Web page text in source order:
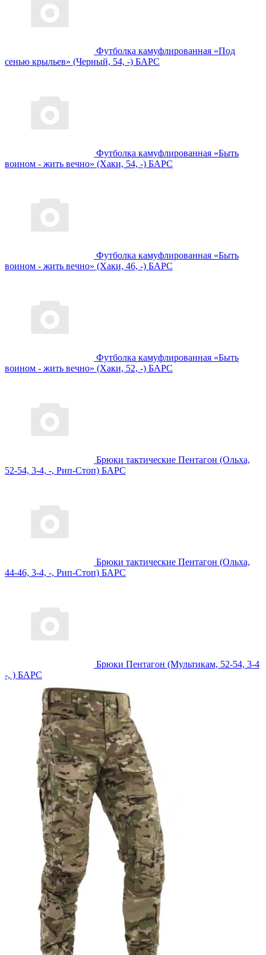
Футболка камуфлированная «Под
сенью крыльев» (Черный, 54, -) БАРС
Футболка камуфлированная «Быть
воином - жить вечно» (Хаки, 54, -) БАРС
Футболка камуфлированная «Быть
воином - жить вечно» (Хаки, 46, -) БАРС
Футболка камуфлированная «Быть
воином - жить вечно» (Хаки, 52, -) БАРС
Брюки тактические Пентагон (Ольха,
52-54, 3-4, -, Рип-Стоп) БАРС
Брюки тактические Пентагон (Ольха,
44-46, 3-4, -, Рип-Стоп) БАРС
Брюки Пентагон (Мультикам, 52-54, 3-4
-, ) БАРС